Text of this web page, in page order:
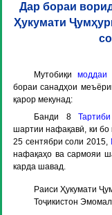
Дар бораи
Ҳукумати
Мутобиқимоддаи
бораи санадҳои
қарор мекунад:
Банди 8 Тартиби
шартии нафақавӣ, ки бо
25 сентябри соли 2015,
нафақаҳо ва сармояи
карда шавад.
Раиси Ҳукумати
Тоҷикистон